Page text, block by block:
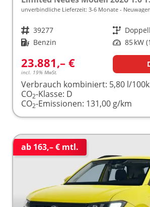
unverbindliche Lieferzeit: 3-6 Monate Neuwagen
Fahrzeugnr. 39277 Getriebe
Kraftstoff Benzin Leistung 85 kW
23.881,– €
incl. 19% MwSt.
Verbrauch kombiniert: 5,80 l/
CO2-Klasse: D
CO2-Emissionen: 131,00 g/km
ab 163,– € mtl.